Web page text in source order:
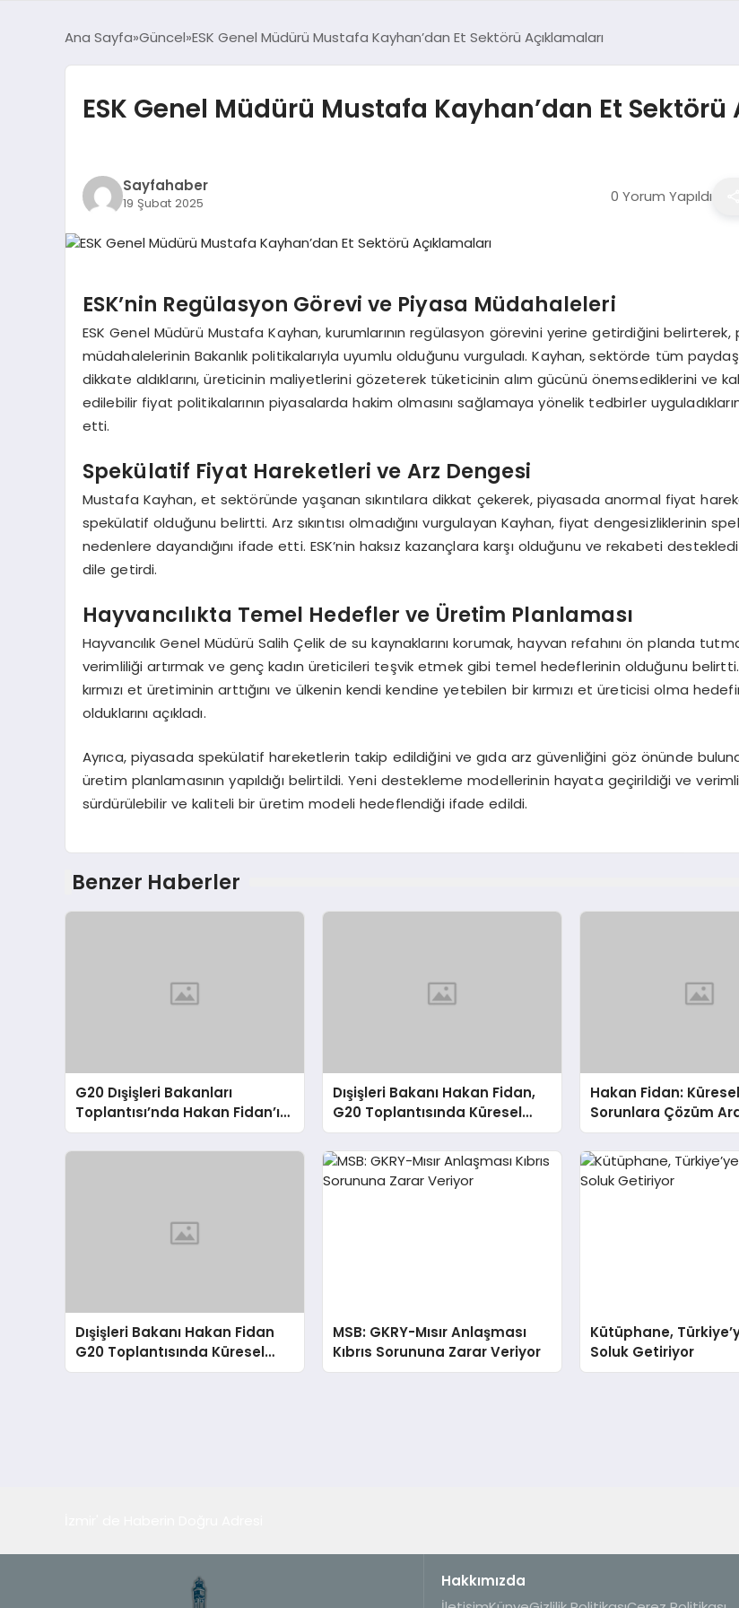
Ana Sayfa Güncel ESK Genel Müdürü Mustafa Kayhan’dan Et Sektörü Açıklamaları
ESK Genel Müdürü Mustafa Kayhan’dan Et Sektörü
Sayfahaber
19 Şubat 2025 0 Yorum Yapıldı
ESK’nin Regülasyon Görevi ve Piyasa Müdahaleleri
ESK Genel Müdürü Mustafa Kayhan, kurumlarının regülasyon görevini yerine getirdiğini belirterek,
müdahalelerinin Bakanlık politikalarıyla uyumlu olduğunu vurguladı. Kayhan, sektörde tüm
dikkate aldıklarını, üreticinin maliyetlerini gözeterek tüketicinin alım gücünü önemsediklerini ve
edilebilir fiyat politikalarının piyasalarda hakim olmasını sağlamaya yönelik tedbirler
etti.
Spekülatif Fiyat Hareketleri ve Arz Dengesi
Mustafa Kayhan, et sektöründe yaşanan sıkıntılara dikkat çekerek, piyasada anormal fiyat
spekülatif olduğunu belirtti. Arz sıkıntısı olmadığını vurgulayan Kayhan, fiyat dengesizliklerinin
nedenlere dayandığını ifade etti. ESK’nin haksız kazançlara karşı olduğunu ve rekabeti
dile getirdi.
Hayvancılıkta Temel Hedefler ve Üretim Planlaması
Hayvancılık Genel Müdürü Salih Çelik de su kaynaklarını korumak, hayvan refahını ön planda
verimliliği artırmak ve genç kadın üreticileri teşvik etmek gibi temel hedeflerinin olduğunu
kırmızı et üretiminin arttığını ve ülkenin kendi kendine yetebilen bir kırmızı et üreticisi olma
olduklarını açıkladı.
Ayrıca, piyasada spekülatif hareketlerin takip edildiğini ve gıda arz güvenliğini göz önünde
üretim planlamasının yapıldığı belirtildi. Yeni destekleme modellerinin hayata geçirildiği ve
sürdürülebilir ve kaliteli bir üretim modeli hedeflendiği ifade edildi.
Benzer Haberler
G20 Dışişleri Bakanları
Toplantısı’nda Hakan Fidan’ın
Konuşması
Dışişleri Bakanı Hakan Fidan,
G20 Toplantısında Küresel
Sorunlara Işık Tutuyor
Hakan Fidan: Küresel
Sorunlara Çözüm
Dışişleri Bakanı Hakan Fidan
G20 Toplantısında Küresel
Sorunlara Işık Tutuyor
MSB: GKRY-Mısır Anlaşması
Kıbrıs Sorununa Zarar Veriyor
Kütüphane,
Soluk Getiriyor
Hakkımızda